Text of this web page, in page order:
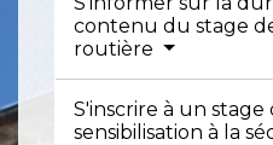
contenu du stage
routière
S'inscrire à un stage
sensibilisation à la